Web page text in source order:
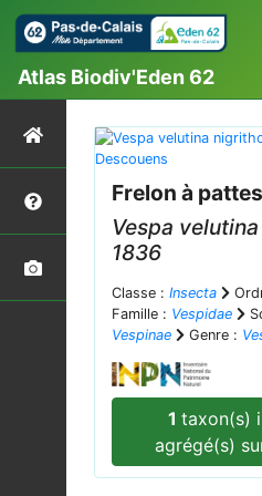
Atlas Biodiv'Eden 62
Frelon à
Vespa velutina
1836
Classe : Insecta
Famille : Vespidae
Vespinae
Genre :
1taxon(s)